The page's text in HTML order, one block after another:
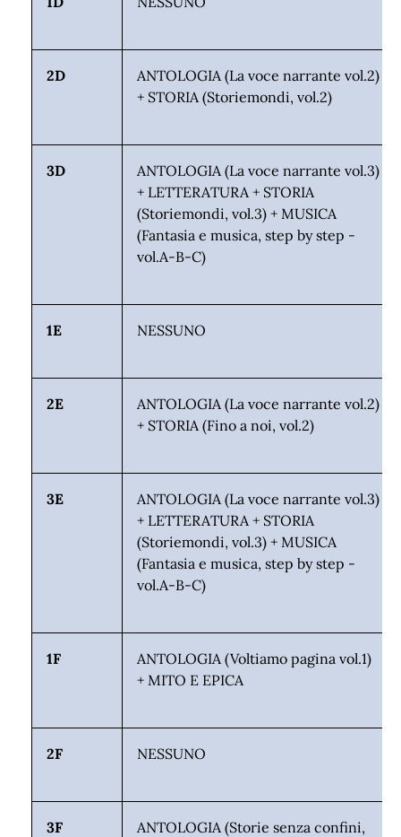
2D
ANTOLOGIA (La voce narrante vol.2)
+ STORIA (Storiemondi, vol.2)
3D
ANTOLOGIA (La voce narrante vol.3)
+ LETTERATURA + STORIA
(Storiemondi, vol.3) + MUSICA
(Fantasia e musica, step by step -
vol.A-B-C)
1E NESSUNO
2E
ANTOLOGIA (La voce narrante vol.2)
+ STORIA (Fino a noi, vol.2)
3E
ANTOLOGIA (La voce narrante vol.3)
+ LETTERATURA + STORIA
(Storiemondi, vol.3) + MUSICA
(Fantasia e musica, step by step -
vol.A-B-C)
1F
ANTOLOGIA (Voltiamo pagina vol.1)
+ MITO E EPICA
2F NESSUNO
3F
ANTOLOGIA (Storie senza confini,